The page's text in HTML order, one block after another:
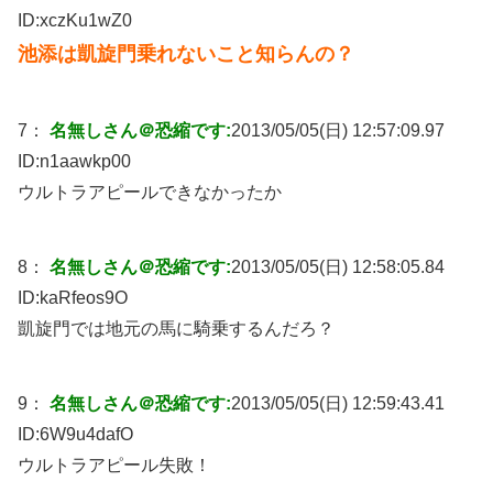
ID:xczKu1wZ0
池添は凱旋門乗れないこと知らんの？
7： 名無しさん＠恐縮です:2013/05/05(日) 12:57:09.97
ID:n1aawkp00
ウルトラアピールできなかったか
8： 名無しさん＠恐縮です:2013/05/05(日) 12:58:05.84
ID:kaRfeos9O
凱旋門では地元の馬に騎乗するんだろ？
9： 名無しさん＠恐縮です:2013/05/05(日) 12:59:43.41
ID:6W9u4dafO
ウルトラアピール失敗！